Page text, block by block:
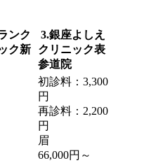
ンク
ク新
3.銀座よしえ
クリニック表
参道院
初診料：3,300
円
再診料：2,200
円
眉
66,000円～